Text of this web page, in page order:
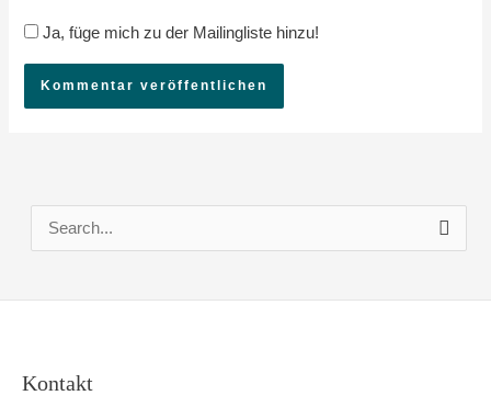
Ja, füge mich zu der Mailingliste hinzu!
c
n
Kontakt